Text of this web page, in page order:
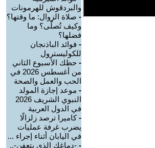
والبردقوش للهرمونات
- صلاة الزوال: ما وقتها؟
وكيف تُصلّى؟ وما
فضلها؟
- فوائد الباذنجان
للكوليسترول
- حظك الأسبوع الثاني
من أغسطس 2026 في
الحب والعمل والصحة
- موعد إجازة المولد
النبوي الشريف 2026
في الدول العربية
-كاميرا ترصد زلزالًا
يضرب غرفة عمليات
في اليابان أثناء إجراء ...
- -دماغك الذي يتعفن-..